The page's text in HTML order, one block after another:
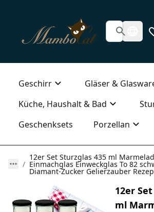
Geschirr
Gläser &
Küche, Haushalt & Bad
Geschenksets
Porzellan
12er Set Sturzglas 435 ml
Einmachglas Einweckglas To 82
Diamant-Zucker Gelierzauber
12er
ml